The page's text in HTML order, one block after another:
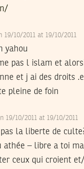
19/10/2011 at 19/10/2011
yahou
pas l islam et
et j ai des droits
pleine de foin
19/10/2011 at 19/10/2011
la liberte de
athée – libre a toi
ceux qui croient